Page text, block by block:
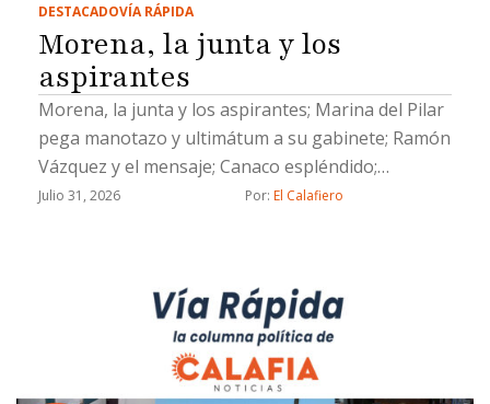
DESTACADOVÍA RÁPIDA
Morena, la junta y los
aspirantes
Morena, la junta y los aspirantes; Marina del Pilar
pega manotazo y ultimátum a su gabinete; Ramón
Vázquez y el mensaje; Canaco espléndido;
Evangelina Moreno, lengua larga y un Socavón de
Julio 31, 2026 Por: El Calafiero